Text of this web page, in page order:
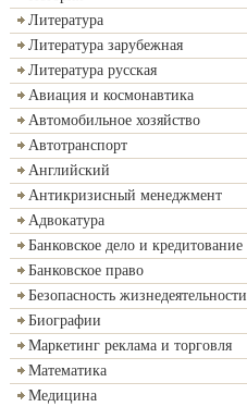
Литература
Литература зарубежная
Литература русская
Авиация и космонавтика
Автомобильное хозяйство
Автотранспорт
Английский
Антикризисный менеджмент
Адвокатура
Банковское дело и кредитование
Банковское право
Безопасность жизнедеятельности
Биографии
Маркетинг реклама и торговля
Математика
Медицина